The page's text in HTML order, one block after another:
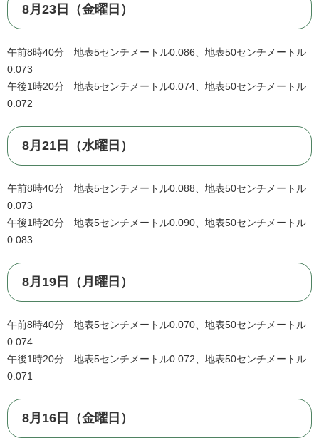
8月23日（金曜日）
午前8時40分 地表5センチメートル0.086、地表50センチメートル
0.073
午後1時20分 地表5センチメートル0.074、地表50センチメートル
0.072
8月21日（水曜日）
午前8時40分 地表5センチメートル0.088、地表50センチメートル
0.073
午後1時20分 地表5センチメートル0.090、地表50センチメートル
0.083
8月19日（月曜日）
午前8時40分 地表5センチメートル0.070、地表50センチメートル
0.074
午後1時20分 地表5センチメートル0.072、地表50センチメートル
0.071
8月16日（金曜日）